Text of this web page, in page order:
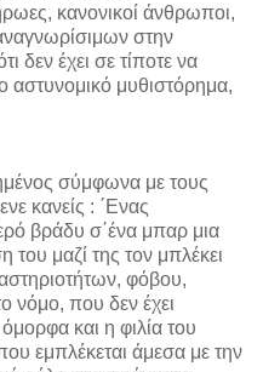
κανονικοί άνθρωποι,
στην
δεν έχει σε τίποτε να
αστυνομικό μυθιστόρημα,
σύμφωνα με τους
κανείς : ΄Ενας
βράδυ σ΄ένα μπαρ μια
του μαζί της τον μπλέκει
φόβου,
νόμο, που δεν έχει
όμορφα και η φιλία του
εμπλέκεται άμεσα με την